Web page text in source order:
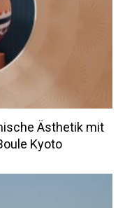
Ästhetik mit
Kyoto